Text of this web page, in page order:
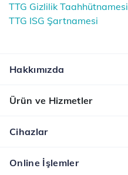
TTG Gizlilik Taahhütnamesi
TTG ISG Şartnamesi
Hakkımızda
Ürün ve Hizmetler
Cihazlar
Online İşlemler